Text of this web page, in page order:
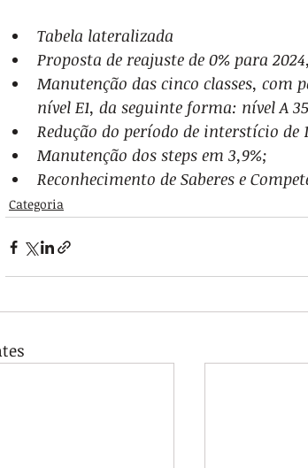
Tabela lateralizada
Proposta de reajuste de 0% para
Manutenção das cinco classes, com
nível E1, da seguinte forma: nível A
Redução do período de interstício de
Manutenção dos steps em 3,9%;
Reconhecimento de Saberes e
Categoria